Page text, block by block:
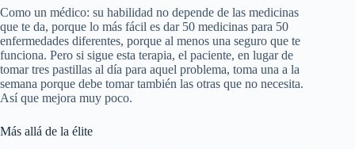
Como un médico: su habilidad no depende de las medicinas
que te da, porque lo más fácil es dar 50 medicinas para 50
enfermedades diferentes, porque al menos una seguro que te
funciona. Pero si sigue esta terapia, el paciente, en lugar de
tomar tres pastillas al día para aquel problema, toma una a la
semana porque debe tomar también las otras que no necesita.
Así que mejora muy poco.
Más allá de la élite